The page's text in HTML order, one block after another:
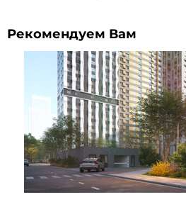
Рекомендуем Вам